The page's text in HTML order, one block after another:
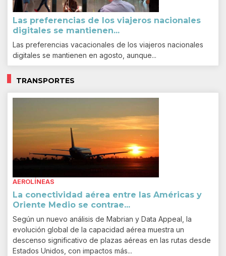
Las preferencias de los viajeros nacionales
digitales se mantienen...
Las preferencias vacacionales de los viajeros nacionales
digitales se mantienen en agosto, aunque...
TRANSPORTES
AEROLÍNEAS
La conectividad aérea entre las Américas y
Oriente Medio se contrae...
Según un nuevo análisis de Mabrian y Data Appeal, la
evolución global de la capacidad aérea muestra un
descenso significativo de plazas aéreas en las rutas desde
Estados Unidos, con impactos más...